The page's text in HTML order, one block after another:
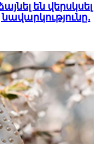
են վերսկսել